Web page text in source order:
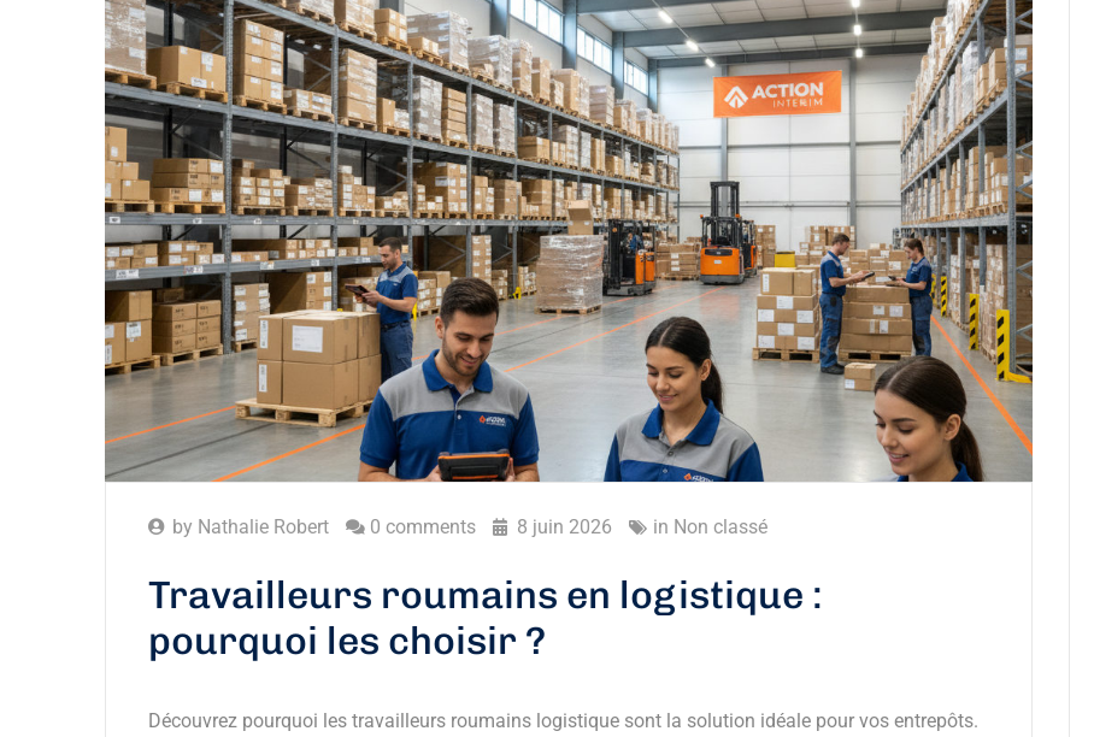
by Nathalie Robert 0 comments 8 juin 2026 in Non classé
Travailleurs roumains en logistique :
pourquoi les choisir ?
Découvrez pourquoi les travailleurs roumains logistique sont la solution idéale pour vos entrepôts.